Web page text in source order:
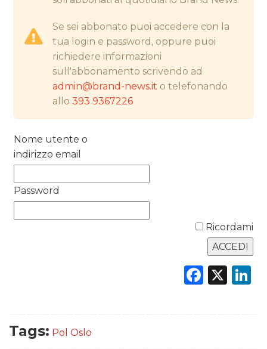
NORMATIVE
CASE HISTORY
Se sei abbonato puoi accedere con la
tua login e password, oppure puoi
richiedere informazioni
sull'abbonamento scrivendo ad
admin@brand-news.it o telefonando
allo393 9367226
Nome utente o
indirizzo email
Password
Ricordami
X
Tags: Pol Oslo